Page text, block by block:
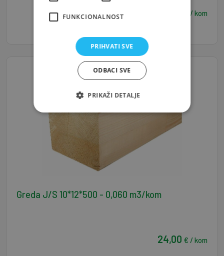
€ / kom
Greda J/S 10*12*500 - 0,060 m3/kom
24,00 € / kom
FUNKCIONALNOST
PRIHVATI SVE
ODBACI SVE
PRIKAŽI DETALJE